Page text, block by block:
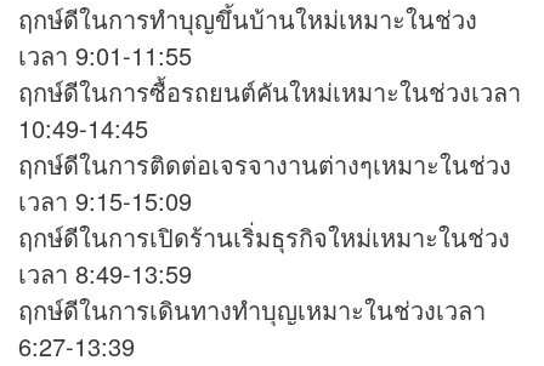
ฤกษ์ดีในการทำบุญขึ้นบ้านใหม่เหมาะในช่วง
เวลา 9:01-11:55
ฤกษ์ดีในการซื้อรถยนต์คันใหม่เหมาะในช่วงเวลา
10:49-14:45
ฤกษ์ดีในการติดต่อเจรจางานต่างๆเหมาะในช่วง
เวลา 9:15-15:09
ฤกษ์ดีในการเปิดร้านเริ่มธุรกิจใหม่เหมาะในช่วง
เวลา 8:49-13:59
ฤกษ์ดีในการเดินทางทำบุญเหมาะในช่วงเวลา
6:27-13:39